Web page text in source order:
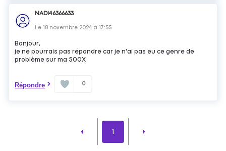
NADI46366633
Le18 novembre 2024 à17:55
Bonjour,
je ne pourrais pas répondre car je n'ai pas eu ce genre de
problème sur ma 500X
Répondre 0
1